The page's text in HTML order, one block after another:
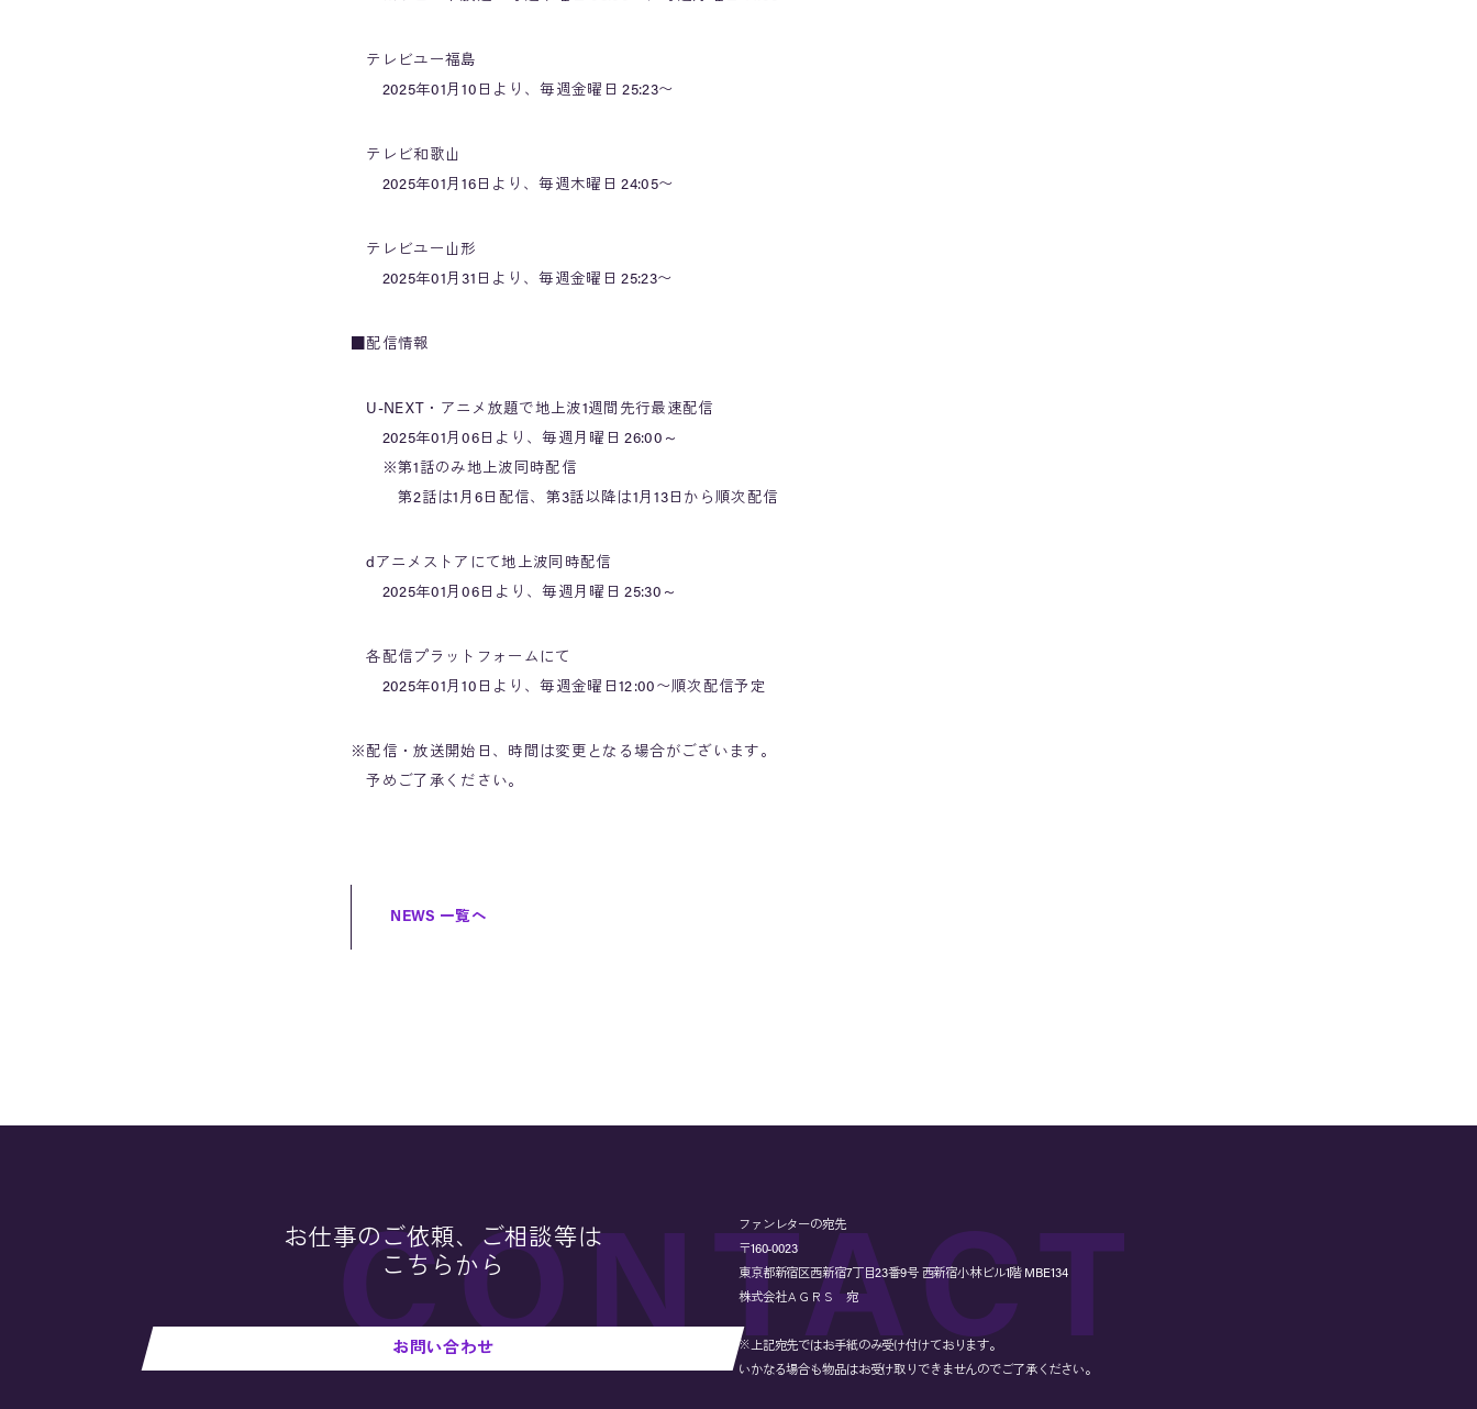
テレビユー福島
2025年01月10日より、毎週金曜日 25:23〜
テレビ和歌山
2025年01月16日より、毎週木曜日 24:05〜
テレビユー山形
2025年01月31日より、毎週金曜日 25:23〜
■配信情報
U-NEXT・アニメ放題で地上波1週間先行最速配信
2025年01月06日より、毎週月曜日 26:00～
※第1話のみ地上波同時配信
第2話は1月6日配信、第3話以降は1月13日から順次配信
dアニメストアにて地上波同時配信
2025年01月06日より、毎週月曜日 25:30～
各配信プラットフォームにて
2025年01月10日より、毎週金曜日12:00〜順次配信予定
※配信・放送開始日、時間は変更となる場合がございます。
予めご了承ください。
NEWS 一覧へ
お仕事のご依頼、ご相談等は
こちらから
お問い合わせ
ファンレターの宛先
〒160-0023
東京都新宿区西新宿7丁目23番9号 西新宿小林ビル1階 MBE134
株式会社ＡＧＲＳ 宛
※上記宛先ではお手紙のみ受け付けております。
いかなる場合も物品はお受け取りできませんのでご了承ください。